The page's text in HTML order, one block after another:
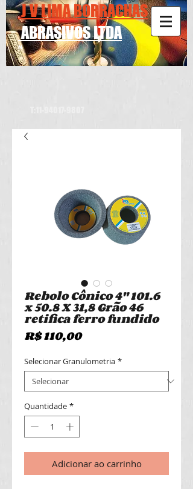
J V LIMA BORRACHAS
ABRASIVOS LTDA
N
Rebolo Cônico 4" 101.6
x 50.8 X 31,8 Grão 46
retifica ferro fundido
R$ 110,00Preço
Selecionar Granulometria *
Quantidade *
Adicionar ao carrinho